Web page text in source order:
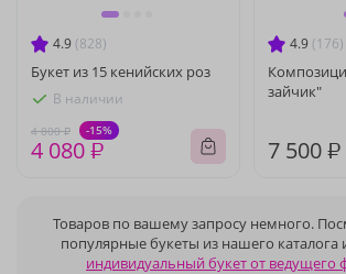
4.9 (828)
Букет из 15 кенийских роз
В наличии
4 800 ₽ -15%
4 080 ₽
4.9 (176)
зайчик"
7 500 ₽
Товаров по вашему запросу немного.
популярные букеты из нашего каталога
индивидуальный букет от ведущего